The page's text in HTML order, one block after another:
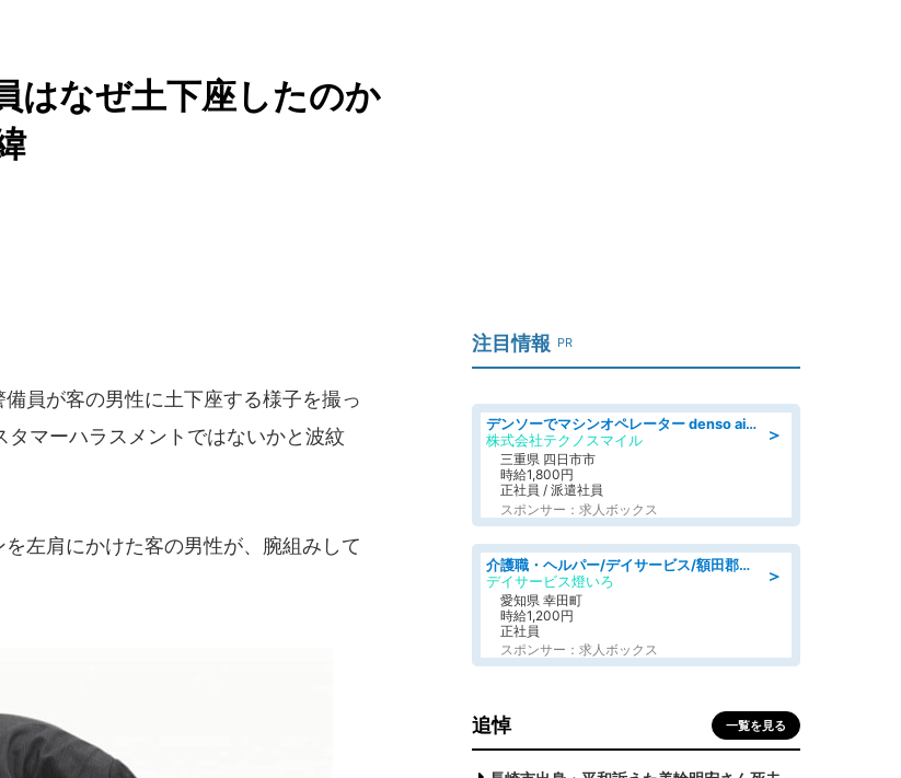
はなぜ土下座したのか
員が客の男性に土下座する様子を撮っ
マーハラスメントではないかと波紋
左肩にかけた客の男性が、腕組みして
注目情報 PR
＞
デンソーでマシンオペレーター denso aichi
株式会社テクノスマイル
三重県 四日市市
時給1,800円
正社員 / 派遣社員
スポンサー：求人ボックス
＞
介護職・ヘルパー/デイサービス/額田郡幸田町/JR東海道本線 幸田/愛知県
デイサービス燈いろ
愛知県 幸田町
時給1,200円
正社員
スポンサー：求人ボックス
追悼 一覧を見る